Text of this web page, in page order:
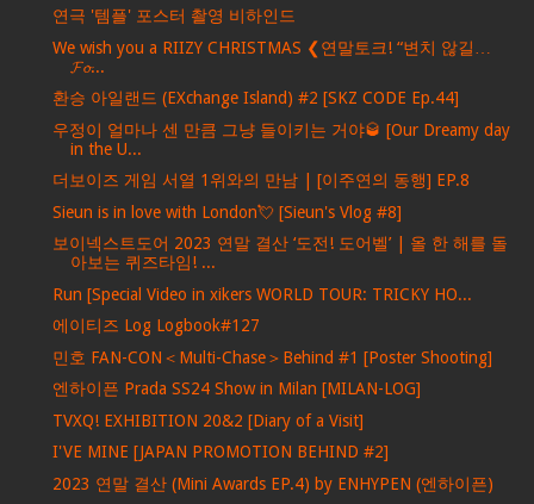
연극 '템플' 포스터 촬영 비하인드
We wish you a RIIZY CHRISTMAS ❮연말토크! “변치 않길…
𝓕𝓸...
환승 아일랜드 (EXchange Island) #2 [SKZ CODE Ep.44]
우정이 얼마나 센 만큼 그냥 들이키는 거야🥃 [Our Dreamy day
in the U...
더보이즈 게임 서열 1위와의 만남 | [이주연의 동행] EP.8
Sieun is in love with London💘 [Sieun's Vlog #8]
보이넥스트도어 2023 연말 결산 ‘도전! 도어벨’ | 올 한 해를 돌
아보는 퀴즈타임! ...
Run [Special Video in xikers WORLD TOUR: TRICKY HO...
에이티즈 Log Logbook#127
민호 FAN-CON＜Multi-Chase＞Behind #1 [Poster Shooting]
엔하이픈 Prada SS24 Show in Milan [MILAN-LOG]
TVXQ! EXHIBITION 20&2 [Diary of a Visit]
I'VE MINE [JAPAN PROMOTION BEHIND #2]
2023 연말 결산 (Mini Awards EP.4) by ENHYPEN (엔하이픈)